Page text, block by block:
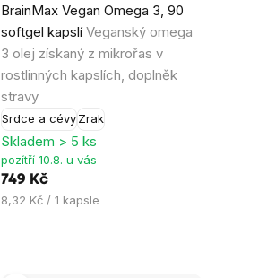
BrainMax Vegan Omega 3, 90
softgel kapslí Veganský omega
3 olej získaný z mikrořas v
rostlinných kapslích, doplněk
stravy
Srdce a cévy Zrak
hodnocení
produktu
je
4,5
z
5
hvězdiček.
Skladem > 5 ks
pozítří 10.8. u vás
749 Kč
Měrná
8,32 Kč / 1 kapsle